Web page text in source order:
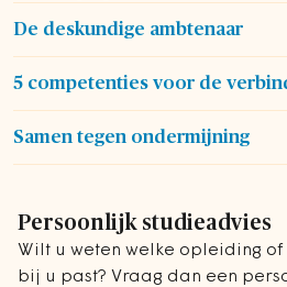
De deskundige ambtenaar
5 competenties voor de
Samen tegen ondermijning
Persoonlijk studieadvies
Wilt u weten welke opleiding
bij u past? Vraag dan een